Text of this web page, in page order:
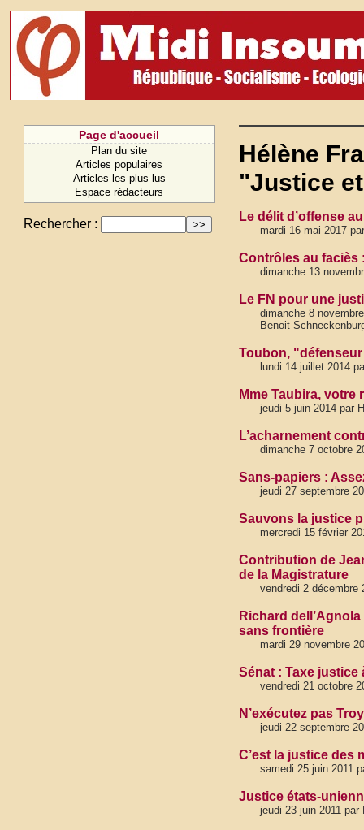
Page d'accueil
Plan du site
Articles populaires
Articles les plus lus
Espace rédacteurs
Rechercher :
Hélène
"Justice
Le délit d’offense
mardi 16 mai 2017
Contrôles au faciès
dimanche 13
Le FN pour une
dimanche 8
Benoit
Toubon,
lundi 14 juillet 2014
Mme Taubira, votre
jeudi 5 juin 2014 par
L’acharnement
dimanche 7 octobre
Sans-papiers :
jeudi 27 septembre
Sauvons la justice
mercredi 15 février
Contribution de
de la Magistrature
vendredi 2 décembre
Richard
sans frontière
mardi 29 novembre
Sénat : Taxe justice
vendredi 21 octobre
N’exécutez pas
jeudi 22 septembre
C’est la justice des
samedi 25 juin 2011
Justice états-
jeudi 23 juin 2011